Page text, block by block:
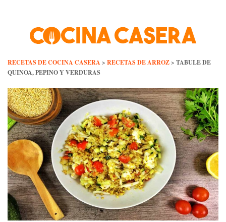
RECETAS DE COCINA CASERA > RECETAS DE ARROZ> TABULE DE
QUINOA, PEPINO Y VERDURAS